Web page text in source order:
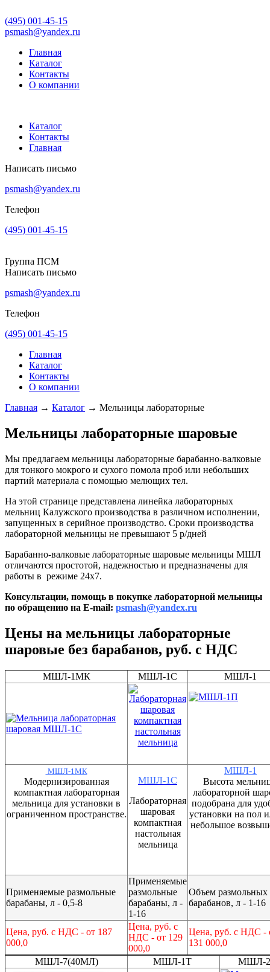
(495) 001-45-15
psmash@yandex.ru
Главная
Каталог
Контакты
О компании
Каталог
Контакты
Главная
Написать письмо
psmash@yandex.ru
Телефон
(495) 001-45-15
Группа ПСМ
Написать письмо
psmash@yandex.ru
Телефон
(495) 001-45-15
Главная
Каталог
Контакты
О компании
Главная → Каталог → Мельницы лабораторные
Мельницы лабораторные шаровые
Мы предлагаем мельницы лабораторные барабанно-валковые
для тонкого мокрого и сухого помола проб или небольших
партий материала с помощью мелющих тел.
На этой странице представлена линейка лабораторных
мельниц Калужского производства в различном исполнении,
запущенных в серийное производство. Сроки производства
лабораторной мельницы не превышают 5 р/дней
Барабанно-валковые лабораторные шаровые мельницы МШЛ
отличаются простотой, надежностью и предназначены для
работы в режиме 24х7.
Консультации, помощь в покупке лабораторной мельницы
по обращению на E-mail: psmash@yandex.ru
Цены на мельницы лабораторные
шаровые без барабанов, руб. с НДС
МШЛ-1МК МШЛ-1С МШЛ-1
МШЛ-1МК
Модернизированная
компактная лабораторная
мельница для установки в
ограниченном пространстве.
МШЛ-1С
Лабораторная
шаровая
компактная
настольная
мельница
МШЛ-1
Высота
лабораторной
подобрана для
установки на пол
небольшое
Применяемые размольные
барабаны, л - 0,5-8
Применяемые
размольные
барабаны, л -
1-16
Объем размольных
барабанов, л - 1-16
Цена, руб. с НДС - от 187
000,0
Цена, руб. с
НДС - от 129
000,0
Цена, руб. с НДС -
131 000,0
МШЛ-7(40МЛ)
МШЛ-1Т МШЛ-